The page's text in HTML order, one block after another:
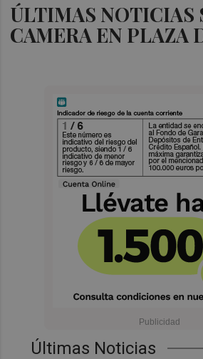
ÚLTIMAS NOTICIAS
CAMERA EN PLAZA
Últimas Noticias